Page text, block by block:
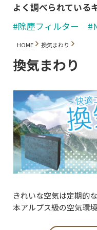
よく調べられている
#除塵フィルター
HOME 換気まわり
換気まわり
きれいな空気は定期的
本アルプス級の空気環